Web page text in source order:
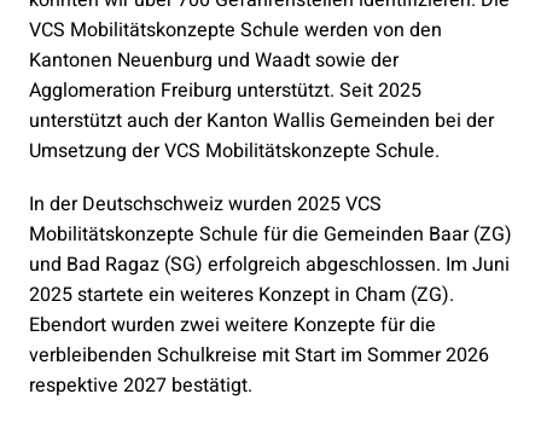
VCS Mobilitätskonzepte Schule werden von den
Kantonen Neuenburg und Waadt sowie der
Agglomeration Freiburg unterstützt. Seit 2025
unterstützt auch der Kanton Wallis Gemeinden bei der
Umsetzung der VCS Mobilitätskonzepte Schule.
In der Deutschschweiz wurden 2025 VCS
Mobilitätskonzepte Schule für die Gemeinden Baar (ZG)
und Bad Ragaz (SG) erfolgreich abgeschlossen. Im Juni
2025 startete ein weiteres Konzept in Cham (ZG).
Ebendort wurden zwei weitere Konzepte für die
verbleibenden Schulkreise mit Start im Sommer 2026
respektive 2027 bestätigt.